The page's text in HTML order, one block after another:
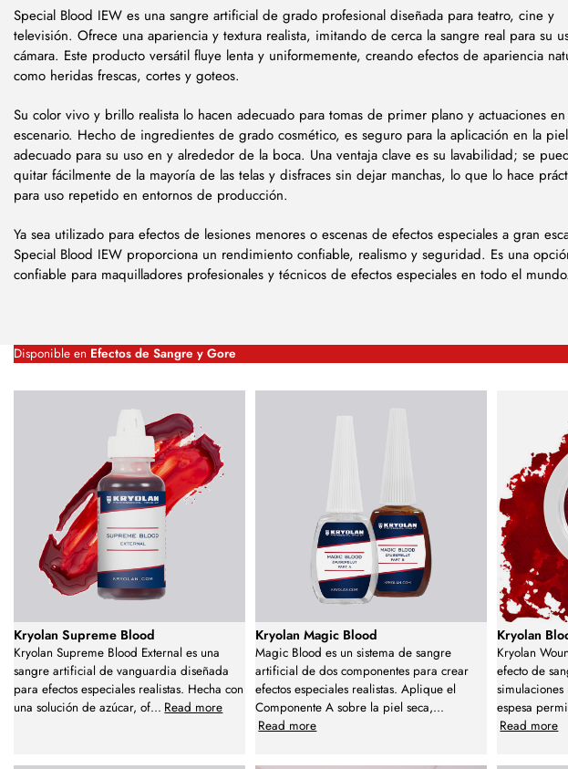
Special Blood IEW es una sangre artificial de grado profesional diseñada para teatro, cine y
televisión. Ofrece una apariencia y textura realista, imitando de cerca la sangre real para su
cámara. Este producto versátil fluye lenta y uniformemente, creando efectos de apariencia
como heridas frescas, cortes y goteos.
Su color vivo y brillo realista lo hacen adecuado para tomas de primer plano y actuaciones
escenario. Hecho de ingredientes de grado cosmético, es seguro para la aplicación en la
adecuado para su uso en y alrededor de la boca. Una ventaja clave es su lavabilidad; se
quitar fácilmente de la mayoría de las telas y disfraces sin dejar manchas, lo que lo hace
para uso repetido en entornos de producción.
Ya sea utilizado para efectos de lesiones menores o escenas de efectos especiales a gran
Special Blood IEW proporciona un rendimiento confiable, realismo y seguridad. Es una
confiable para maquilladores profesionales y técnicos de efectos especiales en todo el mundo.
Disponible en Efectos de Sangre y Gore
Kryolan Supreme Blood
Kryolan Supreme Blood External es una
sangre artificial de vanguardia diseñada
para efectos especiales realistas. Hecha con
una solución de azúcar, of... Read more
Kryolan Magic Blood
Magic Blood es un sistema de sangre
artificial de dos componentes para crear
efectos especiales realistas. Aplique el
Componente A sobre la piel seca,...
Read more
Kryolan
Kryolan
efecto de
espesa
Read more